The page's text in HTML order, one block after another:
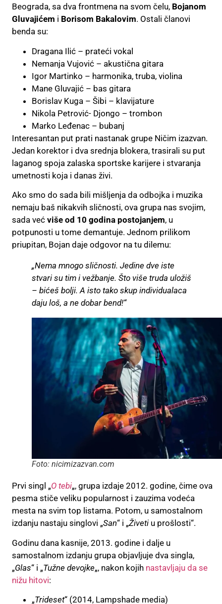
Beograda, sa dva frontmena na svom čelu, Bojanom
Gluvajićem i Borisom Bakalovim. Ostali članovi
benda su:
Dragana Ilić – prateći vokal
Nemanja Vujović – akustična gitara
Igor Martinko – harmonika, truba, violina
Mane Gluvajić – bas gitara
Borislav Kuga – Šibi – klavijature
Nikola Petrović- Djongo – trombon
Marko Leđenac – bubanj
Interesantan put prati nastanak grupe Ničim izazvan.
Jedan korektor i dva srednja blokera, trasirali su put
laganog spoja zalaska sportske karijere i stvaranja
umetnosti koja i danas živi.
Ako smo do sada bili mišljenja da odbojka i muzika
nemaju baš nikakvih sličnosti, ova grupa nas svojim,
sada već više od 10 godina postojanjem, u
potpunosti u tome demantuje. Jednom prilikom
priupitan, Bojan daje odgovor na tu dilemu:
„Nema mnogo sličnosti. Jedine dve iste
stvari su tim i vežbanje. Što više truda uložiš
– bićeš bolji. A isto tako skup individualaca
daju loš, a ne dobar bend!“
Foto: nicimizazvan.com
Prvi singl „O tebi„, grupa izdaje 2012. godine, čime ova
pesma stiče veliku popularnost i zauzima vodeća
mesta na svim top listama. Potom, u samostalnom
izdanju nastaju singlovi „San“ i „Živeti u prošlosti“.
Godinu dana kasnije, 2013. godine i dalje u
samostalnom izdanju grupa objavljuje dva singla,
„Glas“ i „Tužne devojke„, nakon kojih nastavljaju da se
nižu hitovi:
„Trideset“ (2014, Lampshade media)